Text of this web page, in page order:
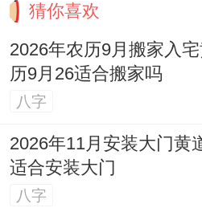
请注意
:此表信息建立
布的最新黄历为准。
四、传统中农历九月搬
猜你喜欢
2026年农历9月搬家入
历9月26适合搬家吗
八字
2026年11月安装大门黄
适合安装大门
八字